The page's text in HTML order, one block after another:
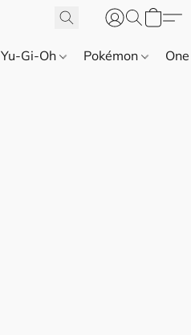
Yu-Gi-Oh Pokémon